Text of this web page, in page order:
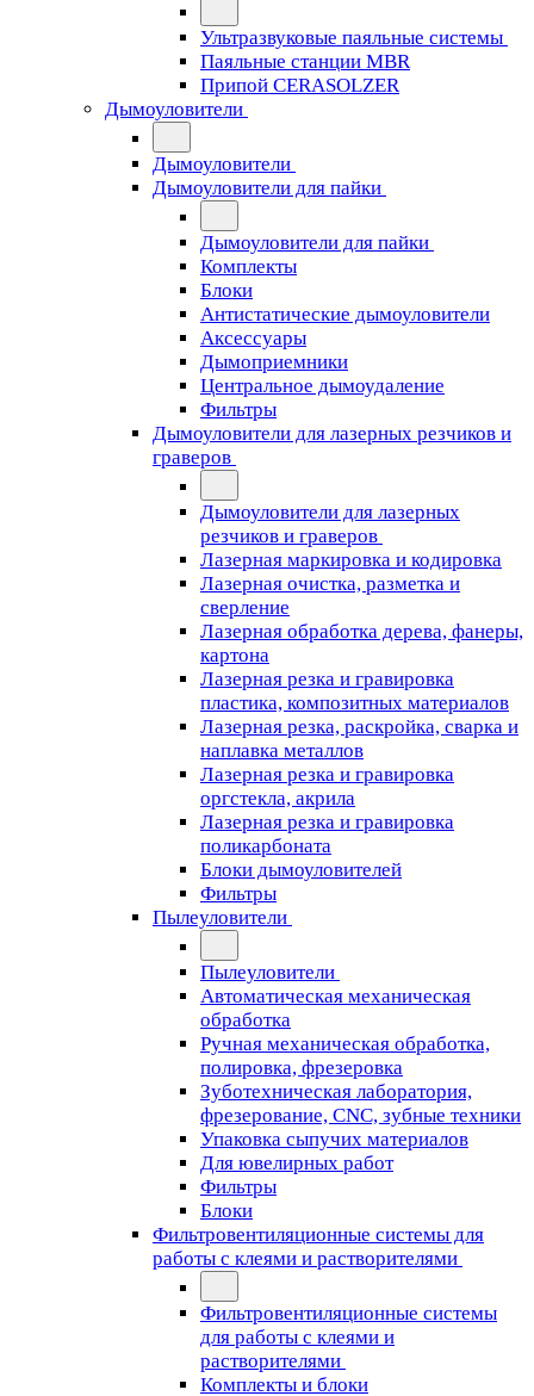
Ультразвуковые паяльные системы
Паяльные станции MBR
Припой CERASOLZER
Дымоуловители
Дымоуловители
Дымоуловители для пайки
Дымоуловители для пайки
Комплекты
Блоки
Антистатические дымоуловители
Аксессуары
Дымоприемники
Центральное дымоудаление
Фильтры
Дымоуловители для лазерных резчиков и
граверов
Дымоуловители для лазерных
резчиков и граверов
Лазерная маркировка и кодировка
Лазерная очистка, разметка и
сверление
Лазерная обработка дерева, фанеры,
картона
Лазерная резка и гравировка
пластика, композитных материалов
Лазерная резка, раскройка, сварка и
наплавка металлов
Лазерная резка и гравировка
оргстекла, акрила
Лазерная резка и гравировка
поликарбоната
Блоки дымоуловителей
Фильтры
Пылеуловители
Пылеуловители
Автоматическая механическая
обработка
Ручная механическая обработка,
полировка, фрезеровка
Зуботехническая лаборатория,
фрезерование, CNC, зубные техники
Упаковка сыпучих материалов
Для ювелирных работ
Фильтры
Блоки
Фильтровентиляционные системы для
работы с клеями и растворителями
Фильтровентиляционные системы
для работы с клеями и
растворителями
Комплекты и блоки